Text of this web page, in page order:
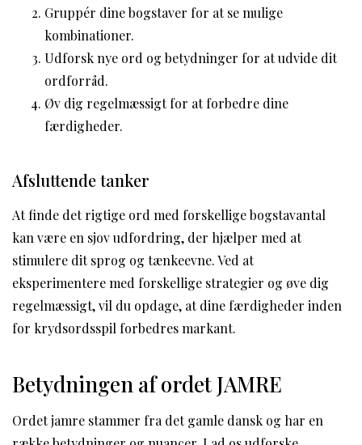
Gruppér dine bogstaver for at se mulige
kombinationer.
Udforsk nye ord og betydninger for at udvide dit
ordforråd.
Øv dig regelmæssigt for at forbedre dine
færdigheder.
Afsluttende tanker
At finde det rigtige ord med forskellige bogstavantal
kan være en sjov udfordring, der hjælper med at
stimulere dit sprog og tænkeevne. Ved at
eksperimentere med forskellige strategier og øve dig
regelmæssigt, vil du opdage, at dine færdigheder inden
for krydsordsspil forbedres markant.
Betydningen af ordet JAMRE
Ordet jamre stammer fra det gamle dansk og har en